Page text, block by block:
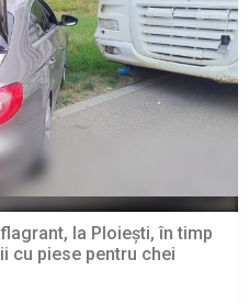
la Ploiești, în timp
cu piese pentru chei